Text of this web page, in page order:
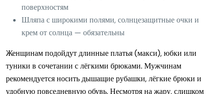
поверхностям
Шляпа с широкими полями, солнцезащитные очки и
крем от солнца — обязательны
Женщинам подойдут длинные платья (макси), юбки или
туники в сочетании с лёгкими брюками. Мужчинам
рекомендуется носить дышащие рубашки, лёгкие брюки и
удобную повседневную обувь. Несмотря на жару, слишком